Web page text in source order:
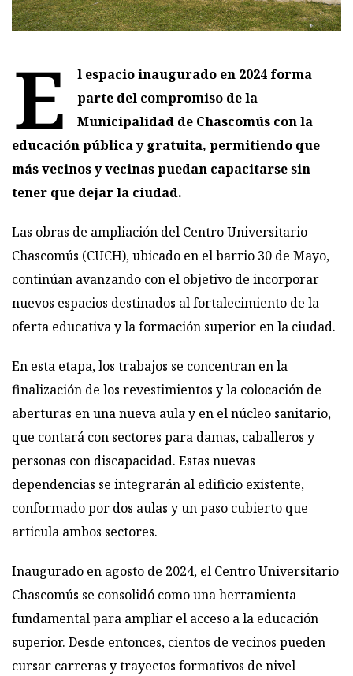
E
l espacio inaugurado en 2024 forma
parte del compromiso de la
Municipalidad de Chascomús con la
educación pública y gratuita, permitiendo que
más vecinos y vecinas puedan capacitarse sin
tener que dejar la ciudad.
Las obras de ampliación del Centro Universitario
Chascomús (CUCH), ubicado en el barrio 30 de Mayo,
continúan avanzando con el objetivo de incorporar
nuevos espacios destinados al fortalecimiento de la
oferta educativa y la formación superior en la ciudad.
En esta etapa, los trabajos se concentran en la
finalización de los revestimientos y la colocación de
aberturas en una nueva aula y en el núcleo sanitario,
que contará con sectores para damas, caballeros y
personas con discapacidad. Estas nuevas
dependencias se integrarán al edificio existente,
conformado por dos aulas y un paso cubierto que
articula ambos sectores.
Inaugurado en agosto de 2024, el Centro Universitario
Chascomús se consolidó como una herramienta
fundamental para ampliar el acceso a la educación
superior. Desde entonces, cientos de vecinos pueden
cursar carreras y trayectos formativos de nivel